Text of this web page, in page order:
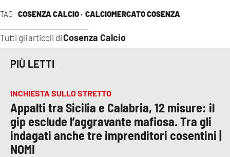
TAG COSENZA CALCIO · CALCIOMERCATO COSENZA
Tutti gli articoli diCosenza Calcio
PIÙ LETTI
INCHIESTA SULLO STRETTO
Appalti tra Sicilia e Calabria, 12 misure: il
gip esclude l’aggravante mafiosa. Tra gli
indagati anche tre imprenditori cosentini |
NOMI